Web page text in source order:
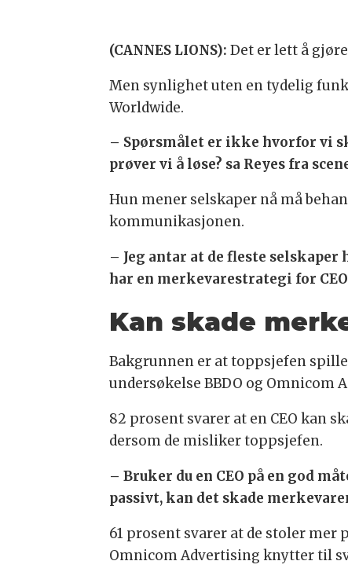
(CANNES LIONS): Det er lett å
Men synlighet uten en tydelig
Worldwide.
– Spørsmålet er ikke hvorfor vi
prøver vi å løse? sa Reyes fra
Hun mener selskaper nå må
kommunikasjonen.
– Jeg antar at de fleste
har en merkevarestrategi for
Kan skade
Bakgrunnen er at toppsjefen
undersøkelse BBDO og Omnicom
82 prosent svarer at en CEO kan
dersom de misliker toppsjefen.
– Bruker du en CEO på en god
passivt, kan det skade
61 prosent svarer at de stoler mer
Omnicom Advertising knytter til